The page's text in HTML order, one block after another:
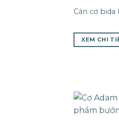
Cán cơ bida
XEM CHI